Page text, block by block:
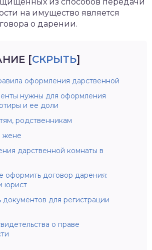
на имущество является
о дарении.
[СКРЫТЬ]
оформления дарственной
нужны для оформления
и ее доли
родственникам
жене
дарственной комнаты в
оформить договор дарения:
юрист
документов для регистрации
о праве